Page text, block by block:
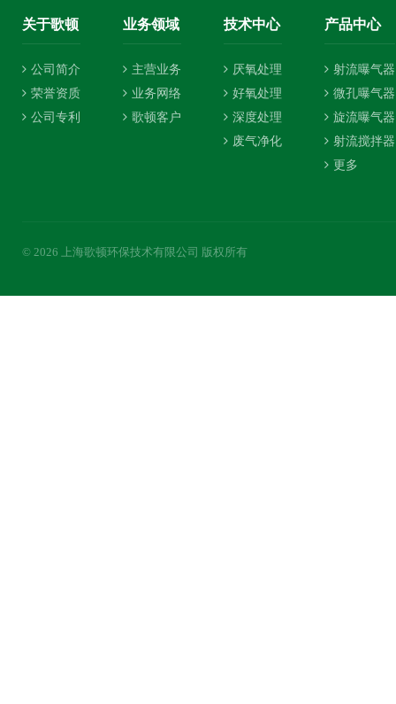
关于歌顿
公司简介
荣誉资质
公司专利
业务领域
主营业务
业务网络
歌顿客户
技术中心
厌氧处理
好氧处理
深度处理
废气净化
产品中心
射流曝气器
微孔曝气器
旋流曝气器
射流搅拌器
更多
© 2026 上海歌顿环保技术有限公司 版权所有